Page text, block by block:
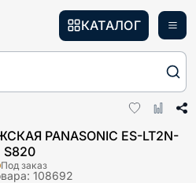
КАТАЛОГ
PANASONIC ES-LT2N-
S820
108692
Под заказ